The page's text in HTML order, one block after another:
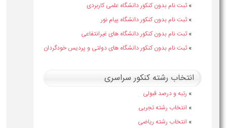
» ثبت نام بدون کنکور دانشگاه علمی کاربردی
» ثبت نام بدون کنکور دانشگاه پیام نور
» ثبت نام بدون کنکور دانشگاه های غیرانتفاعی
» ثبت نام بدون کنکور دانشگاه های دولتی و پردیس خودگردان
انتخاب رشته کنکور سراسری
» رتبه و درصد قبولی
» انتخاب رشته تجربی
» انتخاب رشته ریاضی